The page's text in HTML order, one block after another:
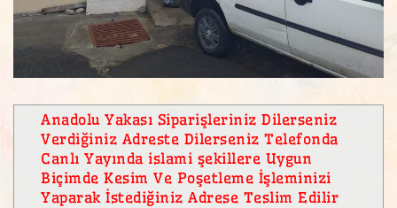
Anadolu Yakası Siparişleriniz Dilerseniz
Verdiğiniz Adreste Dilerseniz Telefonda
Canlı Yayında islami şekillere Uygun
Biçimde Kesim Ve Poşetleme İşleminizi
Yaparak İstediğiniz Adrese Teslim Edilir